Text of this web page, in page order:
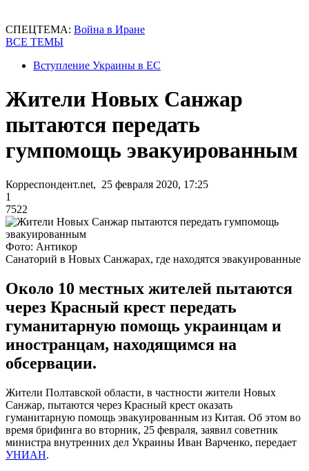
СПЕЦТЕМА: Война в Иране
ВСЕ ТЕМЫ
Вступление Украины в ЕС
Жители Новых Санжар
пытаются передать
гумпомощь эвакуированным
Корреспондент.net, 25 февраля 2020, 17:25
1
7522
Фото: Антикор
Санаторий в Новых Санжарах, где находятся эвакуированные
Около 10 местных жителей пытаются
через Красный крест передать
гуманитарную помощь украинцам и
иностранцам, находящимся на
обсервации.
Жители Полтавской области, в частности жители Новых
Санжар, пытаются через Красный крест оказать
гуманитарную помощь эвакуированным из Китая. Об этом во
время брифинга во вторник, 25 февраля, заявил советник
министра внутренних дел Украины Иван Варченко, передает
УНИАН.